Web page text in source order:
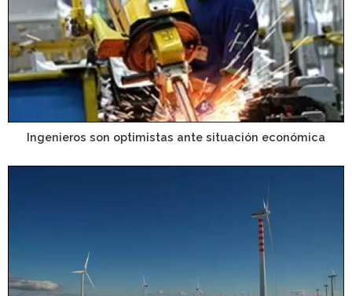
Ingenieros son optimistas ante situación económica